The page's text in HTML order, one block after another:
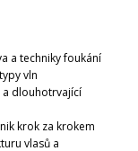
a techniky foukání
vln
a dlouhotrvající
krok za krokem
vlasů a